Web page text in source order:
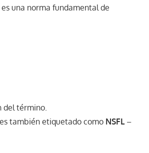
una norma fundamental de
del término.
también etiquetado como NSFL–